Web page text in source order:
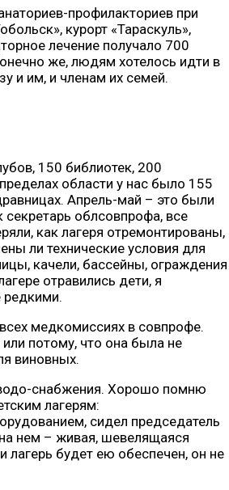
профилакториев при
курорт «Тараскуль»,
лечение получало 700
же, людям хотелось идти в
и им, и членам их семей.
150 библиотек, 200
области у нас было 155
Апрель-май – это были
облсовпрофа, все
как лагеря отремонтированы,
ли технические условия для
качели, бассейны, ограждения
отравились дети, я
редкими.
медкомиссиях в совпрофе.
потому, что она была не
виновных.
снабжения. Хорошо помню
лагерям:
сидел председатель
нем – живая, шевелящаяся
будет ею обеспечен, он не